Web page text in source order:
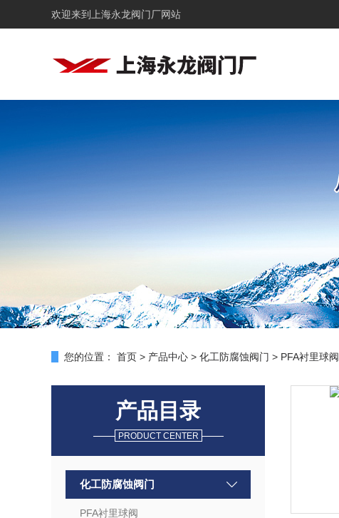
欢迎来到 上海永龙阀门厂网站
您的位置： 首页 > 产品中心 > 化工防腐蚀阀门 > PFA衬里球阀
产品目录
PRODUCT CENTER
化工防腐蚀阀门
PFA衬里球阀